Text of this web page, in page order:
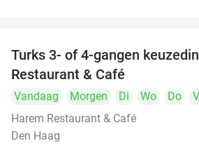
Turks 3- of 4-gangen
Restaurant & Café
Vandaag Morgen Di Wo Do
Harem Restaurant & Café
Den Haag